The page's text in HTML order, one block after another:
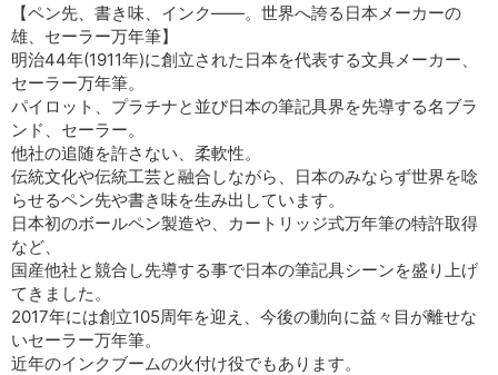
【ペン先、書き味、インク――。世界へ誇る日本メーカーの
雄、セーラー万年筆】
明治44年(1911年)に創立された日本を代表する文具メーカー、
セーラー万年筆。
パイロット、プラチナと並び日本の筆記具界を先導する名ブラ
ンド、セーラー。
他社の追随を許さない、柔軟性。
伝統文化や伝統工芸と融合しながら、日本のみならず世界を唸
らせるペン先や書き味を生み出しています。
日本初のボールペン製造や、カートリッジ式万年筆の特許取得
など、
国産他社と競合し先導する事で日本の筆記具シーンを盛り上げ
てきました。
2017年には創立105周年を迎え、今後の動向に益々目が離せな
いセーラー万年筆。
近年のインクブームの火付け役でもあります。